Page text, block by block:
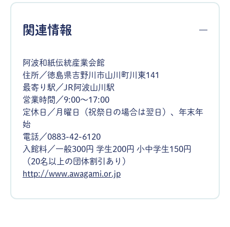
関連情報
阿波和紙伝統産業会館
住所／徳島県吉野川市山川町川東141
最寄り駅／JR阿波山川駅
営業時間／9:00～17:00
定休日／月曜日（祝祭日の場合は翌日）、年末年
始
電話／0883-42-6120
入館料／一般300円 学生200円 小中学生150円
（20名以上の団体割引あり）
http://www.awagami.or.jp